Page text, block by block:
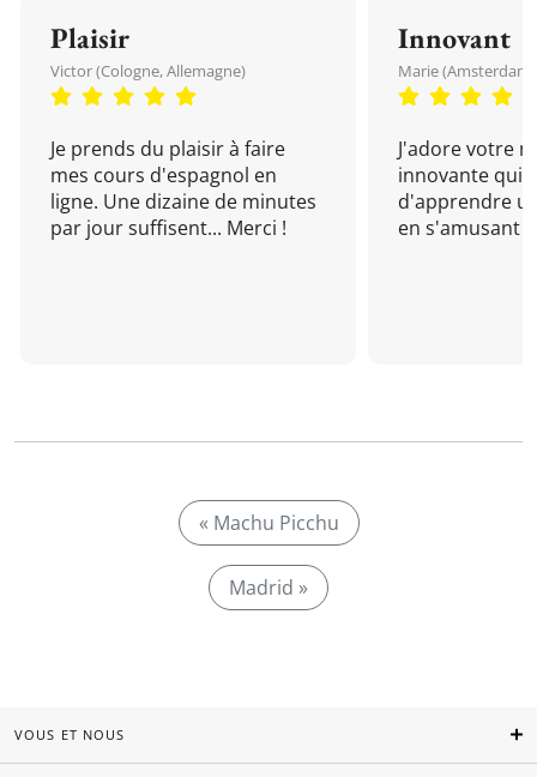
Plaisir
Victor (Cologne, Allemagne)
Je prends du plaisir à faire
mes cours d'espagnol en
ligne. Une dizaine de minutes
par jour suffisent... Merci !
Innovant
Marie (Amsterdam,
J'adore votre
innovante qui
d'apprendre
en s'amusant !
« Machu Picchu
Madrid »
VOUS ET NOUS